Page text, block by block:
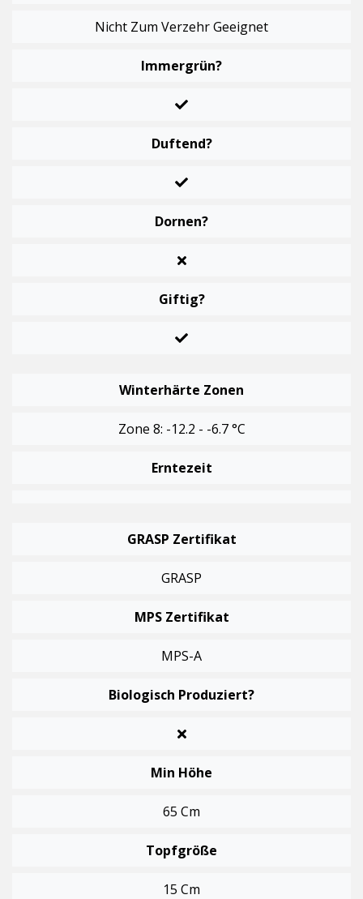
Nicht Zum Verzehr Geeignet
Immergrün?
Duftend?
Dornen?
Giftig?
Winterhärte Zonen
Zone 8: -12.2 - -6.7 °C
Erntezeit
GRASP Zertifikat
GRASP
MPS Zertifikat
MPS-A
Biologisch Produziert?
Min Höhe
65 Cm
Topfgröße
15 Cm